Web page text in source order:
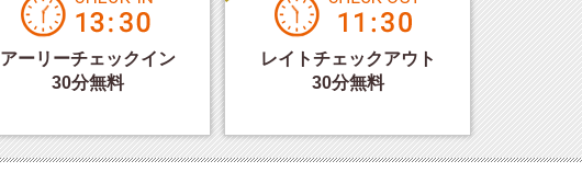
アーリーチェックイン
30分無料
レイトチェックアウト
30分無料